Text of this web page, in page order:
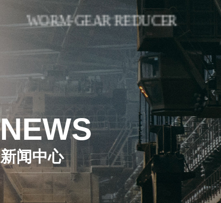
WORM-GEAR REDUCER
NEWS
新闻中心